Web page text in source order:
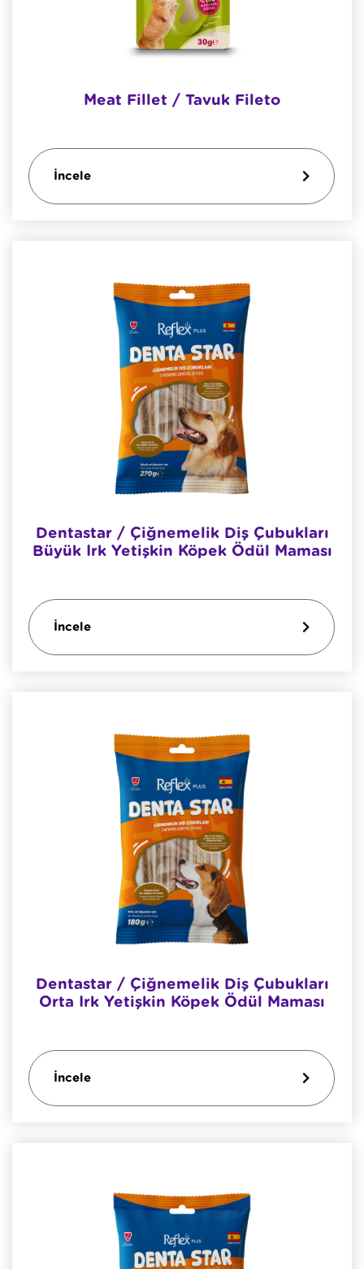
Meat Fillet / Tavuk Fileto
İncele
Dentastar / Çiğnemelik Diş Çubukları
Büyük Irk Yetişkin Köpek Ödül Maması
İncele
Dentastar / Çiğnemelik Diş Çubukları
Orta Irk Yetişkin Köpek Ödül Maması
İncele